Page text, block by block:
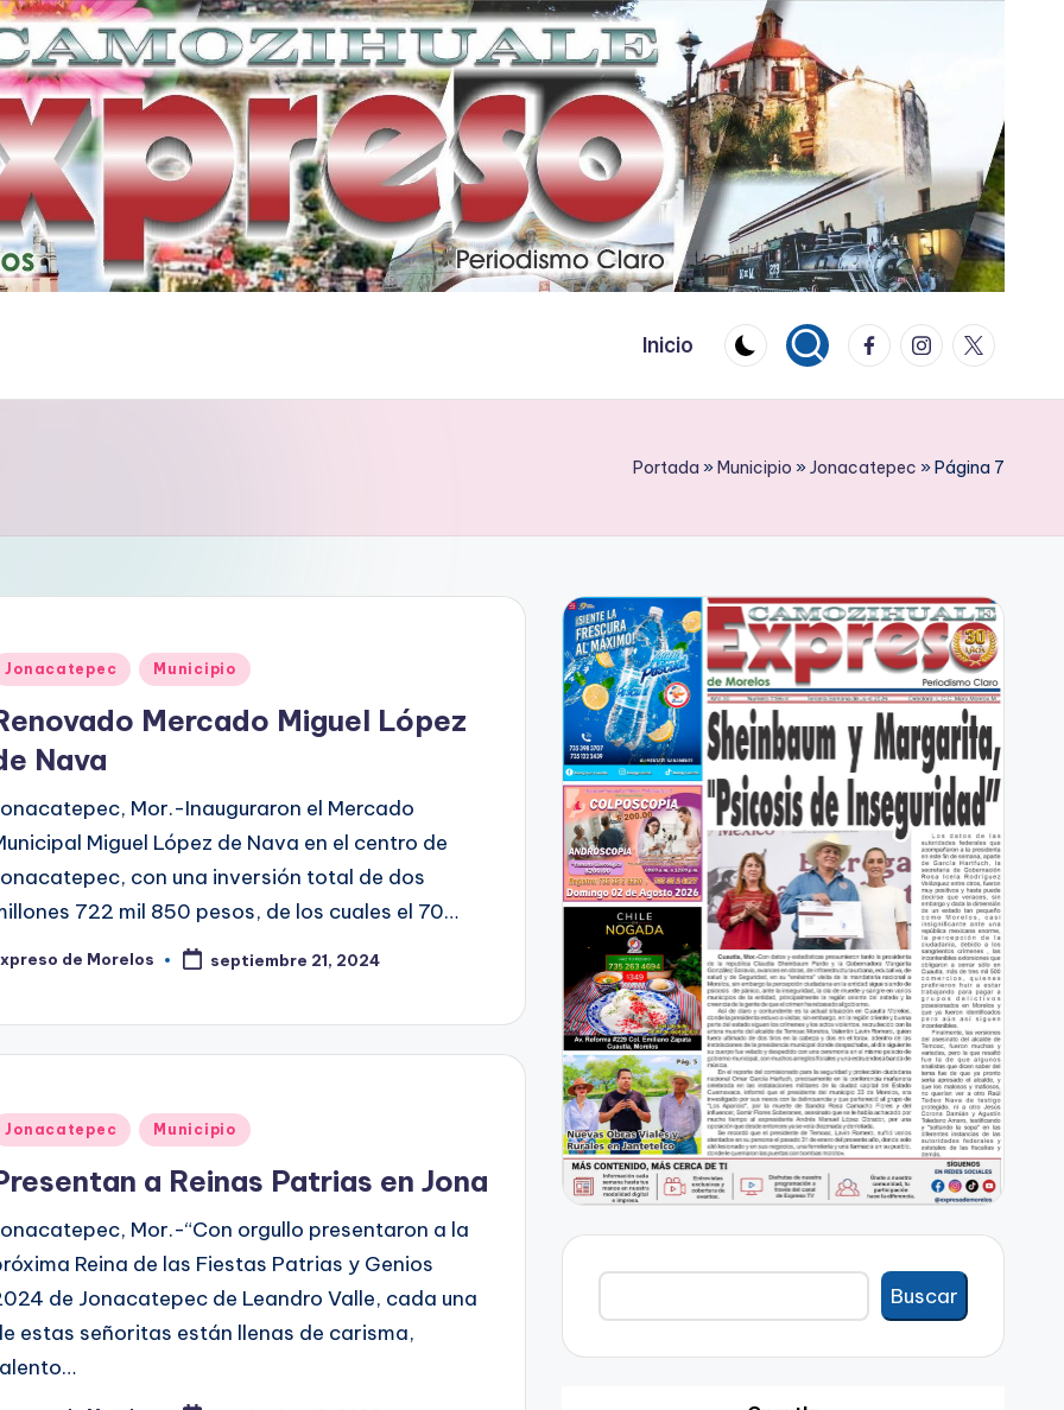
Inicio FacebookInstagram
Twitter
Portada » Municipio »Jonacatepec » Página 7
Jonacatepec Municipio
Mercado Miguel López
Nava
Mor.-Inauguraron el Mercado
Miguel López de Nava en el centro de
con una inversión total de dos
722 mil 850 pesos, de los cuales el 70…
de Morelos septiembre 21, 2024
Jonacatepec Municipio
a Reinas Patrias en Jona
Mor.-“Con orgullo presentaron a la
Reina de las Fiestas Patrias y Genios
de Jonacatepec de Leandro Valle, cada una
estas señoritas están llenas de carisma,
Buscar
Buscar